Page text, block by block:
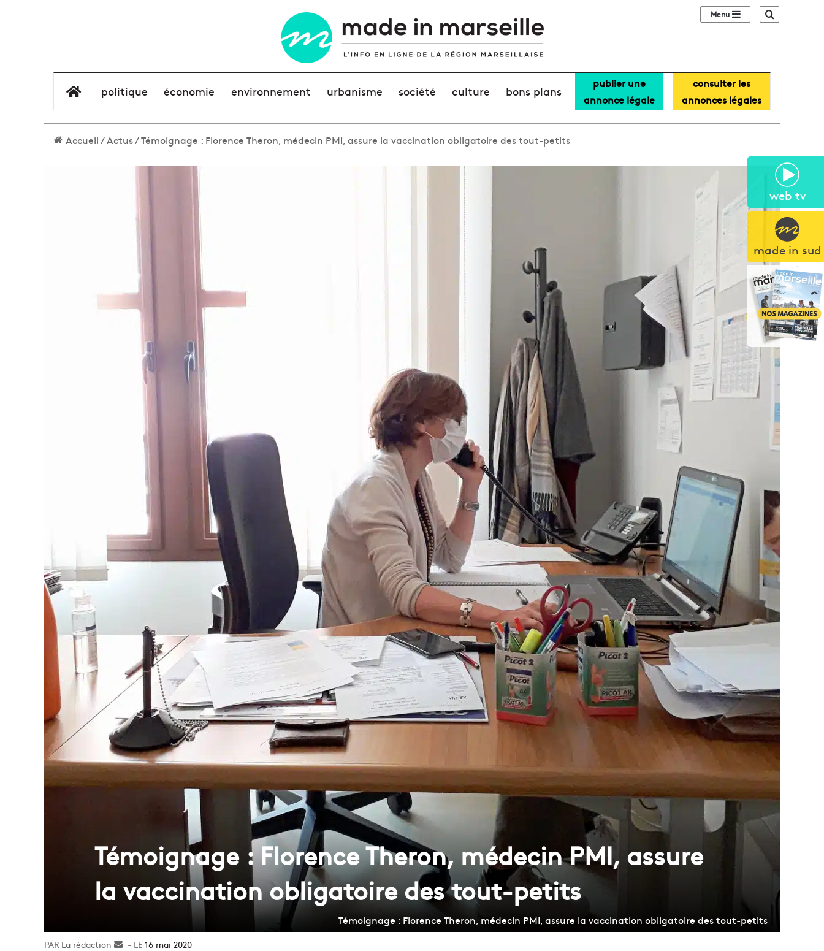
web tv
made in sud
Sidebar (barre
élément de menu
politique économie environnement urbanisme société culture bons plans
publier une
annonce légale
consulter les
annonces légales
Accueil/Actus/Témoignage : Florence Theron, médecin PMI, assure la vaccination obligatoire des tout-petits
Témoignage : Florence Theron, médecin PMI, assure
la vaccination obligatoire des tout-petits
Témoignage : Florence Theron, médecin PMI, assure la vaccination obligatoire des tout-petits
La rédaction
Envoyer16 mai 2020